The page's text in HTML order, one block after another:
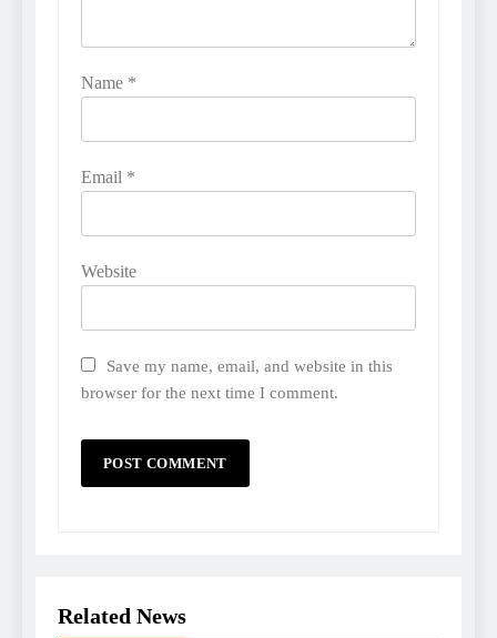
Name *
Email *
Website
Save my name, email, and website in this
browser for the next time I comment.
Related News